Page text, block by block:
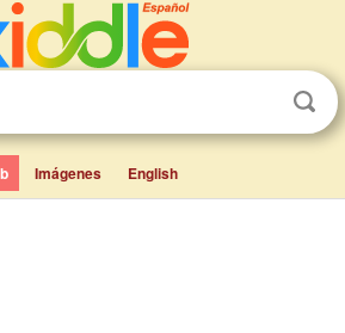
Imágenes English